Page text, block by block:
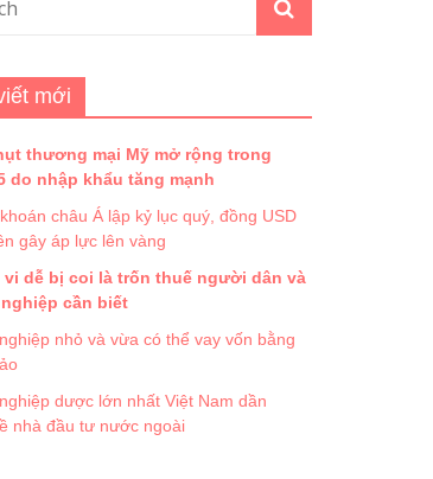
mới
thương mại Mỹ mở rộng trong
do nhập khẩu tăng mạnh
châu Á lập kỷ lục quý, đồng USD
gây áp lực lên vàng
vi dễ bị coi là trốn thuế người dân và
cần biết
nhỏ và vừa có thể vay vốn bằng
dược lớn nhất Việt Nam dần
nhà đầu tư nước ngoài